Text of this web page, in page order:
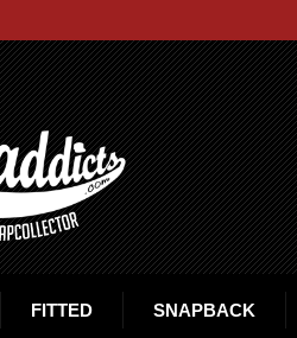
FITTED SNAPBACK